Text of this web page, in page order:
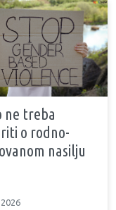
ne treba
o rodno-
nasilju